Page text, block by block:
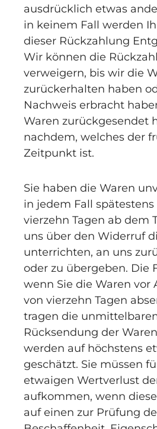
ausdrücklich etwas
in keinem Fall werden
dieser Rückzahlung
Wir können die
verweigern, bis wir die
zurückerhalten haben
Nachweis erbracht
Waren zurückgesendet
nachdem, welches der
Zeitpunkt ist.
Sie haben die Waren
in jedem Fall
vierzehn Tagen ab dem
uns über den Widerruf
unterrichten, an uns
oder zu übergeben. Die
wenn Sie die Waren vor
von vierzehn Tagen
tragen die
Rücksendung der
werden auf höchstens
geschätzt. Sie müssen
etwaigen Wertverlust
aufkommen, wenn
auf einen zur Prüfung